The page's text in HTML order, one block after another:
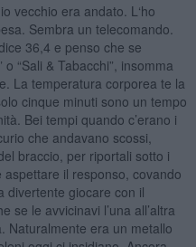
vecchio era andato. L‘ho
Sembra un telecomando.
36,4 e penso che se
“Sali & Tabacchi”, insomma
La temperatura corporea te la
cinque minuti sono un tempo
Bei tempi quando c’erano i
che andavano scossi,
braccio, per riportali sotto i
aspettare il responso, covando
divertente giocare con il
se le avvicinavi l’una all’altra
Naturalmente era un metallo